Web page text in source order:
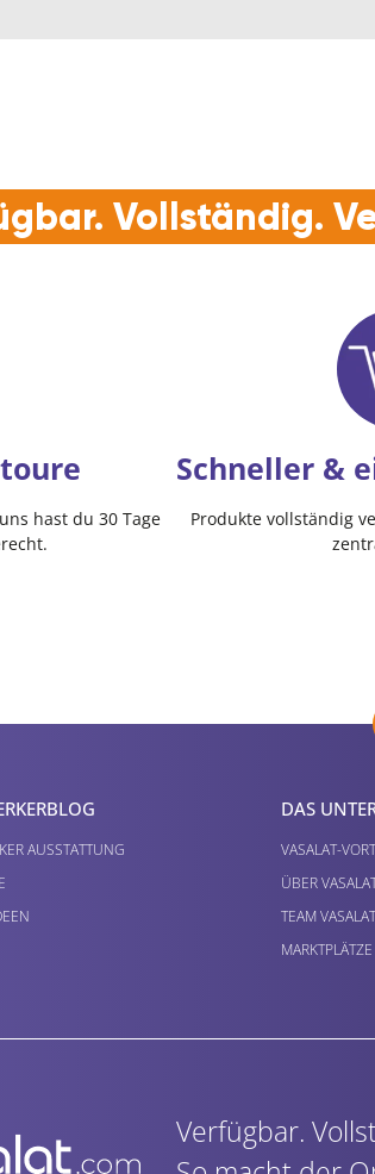
Vollständig.
hast du 30 Tage
Schneller &
Produkte vollständig
AUSSTATTUNG
DAS
VASALAT-
ÜBER
TEAM VASALAT
MARKTPLÄTZE
Verfügbar.